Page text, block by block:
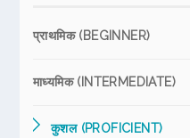
प्राथमिक (BEGINNER)
माध्यमिक (INTERMEDIATE)
कुशल (PROFICIENT)